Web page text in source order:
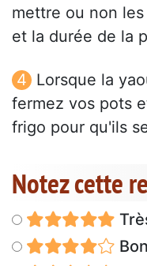
mettre ou non
et la durée de la
Lorsque la
fermez vos pots
frigo pour qu'ils
Notez cette
Bon